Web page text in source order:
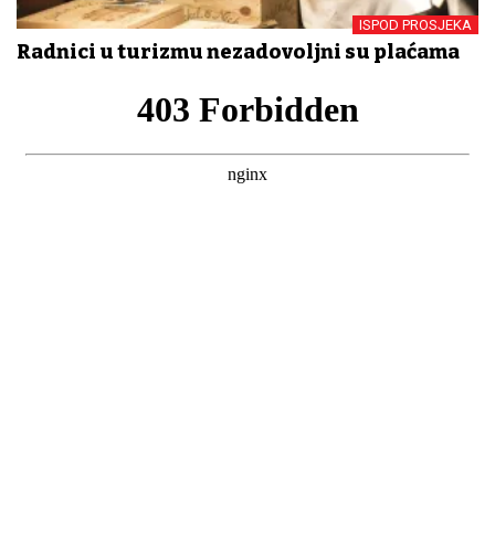
ISPOD PROSJEKA
Radnici u turizmu nezadovoljni su plaćama